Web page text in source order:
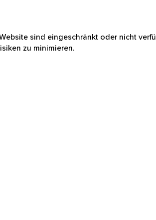
sind eingeschränkt oder nicht
zu minimieren.